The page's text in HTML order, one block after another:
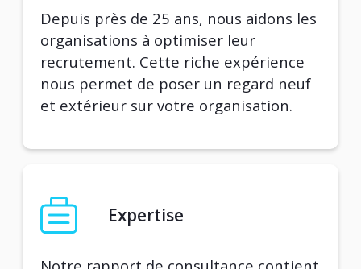
Depuis près de 25 ans, nous aidons les
organisations à optimiser leur
recrutement. Cette riche expérience
nous permet de poser un regard neuf
et extérieur sur votre organisation.
Expertise